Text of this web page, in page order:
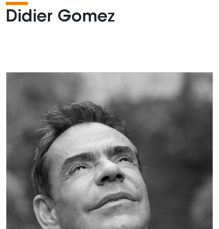
Didier Gomez